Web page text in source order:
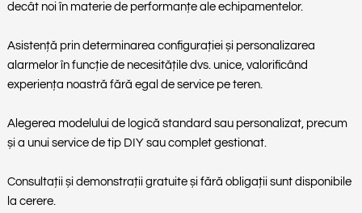
decât noi în materie de performanțe ale echipamentelor.
Asistență prin determinarea configurației și personalizarea
alarmelor în funcție de necesitățile dvs. unice, valorificând
experiența noastră fără egal de service pe teren.
Alegerea modelului de logică standard sau personalizat, precum
și a unui service de tip DIY sau complet gestionat.
Consultații și demonstrații gratuite și fără obligații sunt disponibile
la cerere.